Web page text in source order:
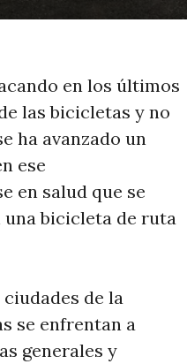
en los últimos
las bicicletas y no
ha avanzado un
ese
en salud que se
una bicicleta de ruta
de la
se enfrentan a
generales y